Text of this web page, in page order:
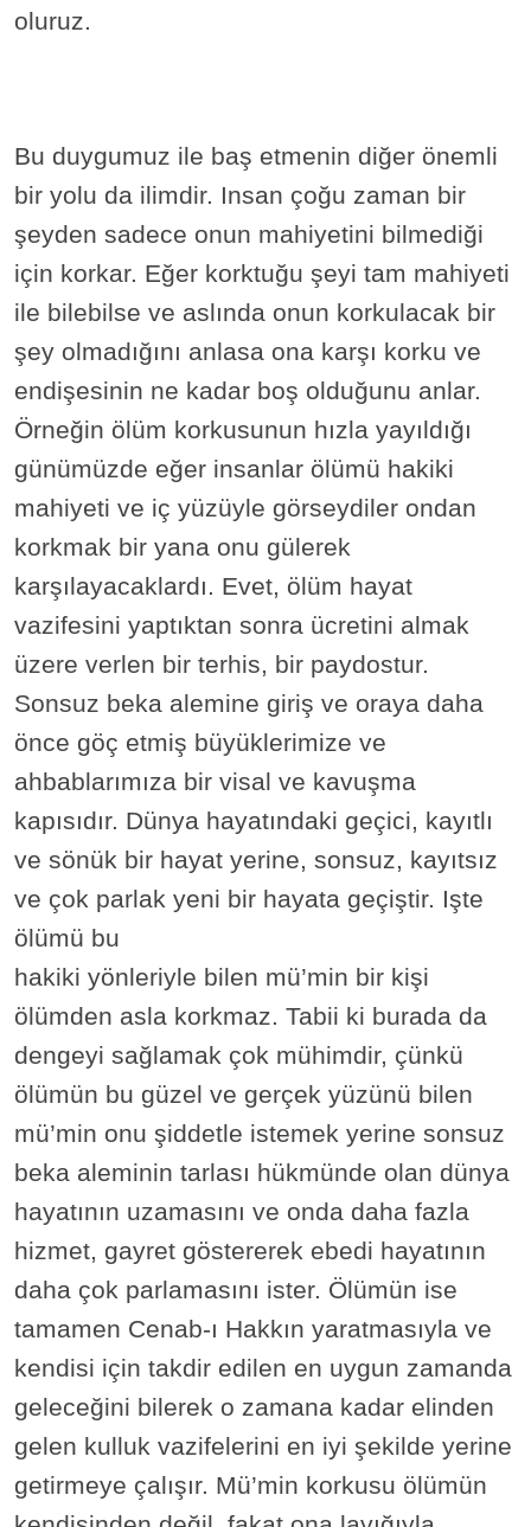
oluruz.
Bu duygumuz ile baş etmenin diğer önemli
bir yolu da ilimdir. Insan çoğu zaman bir
şeyden sadece onun mahiyetini bilmediği
için korkar. Eğer korktuğu şeyi tam mahiyeti
ile bilebilse ve aslında onun korkulacak bir
şey olmadığını anlasa ona karşı korku ve
endişesinin ne kadar boş olduğunu anlar.
Örneğin ölüm korkusunun hızla yayıldığı
günümüzde eğer insanlar ölümü hakiki
mahiyeti ve iç yüzüyle görseydiler ondan
korkmak bir yana onu gülerek
karşılayacaklardı. Evet, ölüm hayat
vazifesini yaptıktan sonra ücretini almak
üzere verlen bir terhis, bir paydostur.
Sonsuz beka alemine giriş ve oraya daha
önce göç etmiş büyüklerimize ve
ahbablarımıza bir visal ve kavuşma
kapısıdır. Dünya hayatındaki geçici, kayıtlı
ve sönük bir hayat yerine, sonsuz, kayıtsız
ve çok parlak yeni bir hayata geçiştir. Işte
ölümü bu
hakiki yönleriyle bilen mü’min bir kişi
ölümden asla korkmaz. Tabii ki burada da
dengeyi sağlamak çok mühimdir, çünkü
ölümün bu güzel ve gerçek yüzünü bilen
mü’min onu şiddetle istemek yerine sonsuz
beka aleminin tarlası hükmünde olan dünya
hayatının uzamasını ve onda daha fazla
hizmet, gayret göstererek ebedi hayatının
daha çok parlamasını ister. Ölümün ise
tamamen Cenab-ı Hakkın yaratmasıyla ve
kendisi için takdir edilen en uygun zamanda
geleceğini bilerek o zamana kadar elinden
gelen kulluk vazifelerini en iyi şekilde yerine
getirmeye çalışır. Mü’min korkusu ölümün